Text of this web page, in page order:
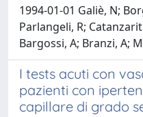
1994-01-01 Galiè, N;
Parlangeli, R;
Bargossi, A; Branzi, A;
I tests acuti con
pazienti con
capillare di grado